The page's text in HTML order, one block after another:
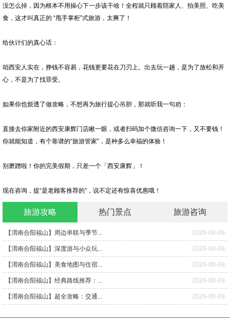
没怎么掉，因为根本不用操心下一步该干啥！全程就只顾着陪家人、拍美照、吃美
食，这才叫真正的 “甩手掌柜”式旅游，太爽了！
给伙计们的真心话：
咱西安人实在，挣钱不容易，花钱更要花在刀刃上。出去玩一趟，是为了放松和开
心，不是为了找罪受。
如果你也烦透了做攻略，不想再为旅行提心吊胆，那就听我一句劝：
直接去你家附近的西安康辉门店瞅一眼，或者扫码加个微信咨询一下，又不要钱！
你就能知道，有个靠谱的“旅游管家”，是种多么幸福的体验！
别磨蹭啦！你的完美假期，只差一个「西安康辉」！
现在咨询，提“是老顾客推荐的”，说不定还有惊喜优惠哦！
旅游攻略 热门景点 旅游咨询
【渭南合阳福山】周边串联与季节... 2026-08-09
【渭南合阳福山】深度游与小众玩... 2026-08-09
【渭南合阳福山】美食地图与住宿... 2026-08-09
【渭南合阳福山】经典路线推荐：... 2026-08-09
【渭南合阳福山】超全攻略：交通... 2026-08-09